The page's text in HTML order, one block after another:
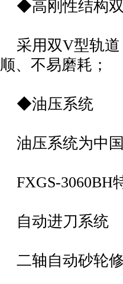
◆高刚性结构
采用双V型轨道
顺、不易磨耗；
◆油压系统
油压系统为中
FXGS-3060BH
自动进刀系统
二轴自动砂轮